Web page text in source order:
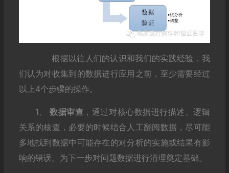
根据以往人们的认识和我们的实践经验，我
们认为对收集到的数据进行应用之前，至少需要经过
以上4个步骤的操作。
1、 数据审查 ，通过对核心数据进行描述、逻辑
关系的核查，必要的时候结合人工翻阅数据，尽可能
多地找到数据中可能存在的对分析的实施或结果有影
响的错误。为下一步对问题数据进行清理奠定基础。